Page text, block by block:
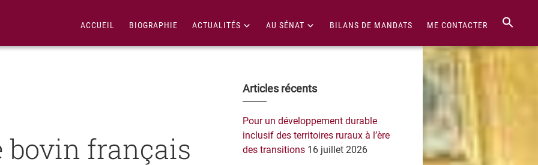
ACCUEIL BIOGRAPHIE ACTUALITÉS AU SÉNAT BILANS DE MANDATS ME CONTACTER
bovin français
Barre
latérale
principale
Articles récents
Pour un développement durable
inclusif des territoires ruraux à l’ère
des transitions 16 juillet 2026